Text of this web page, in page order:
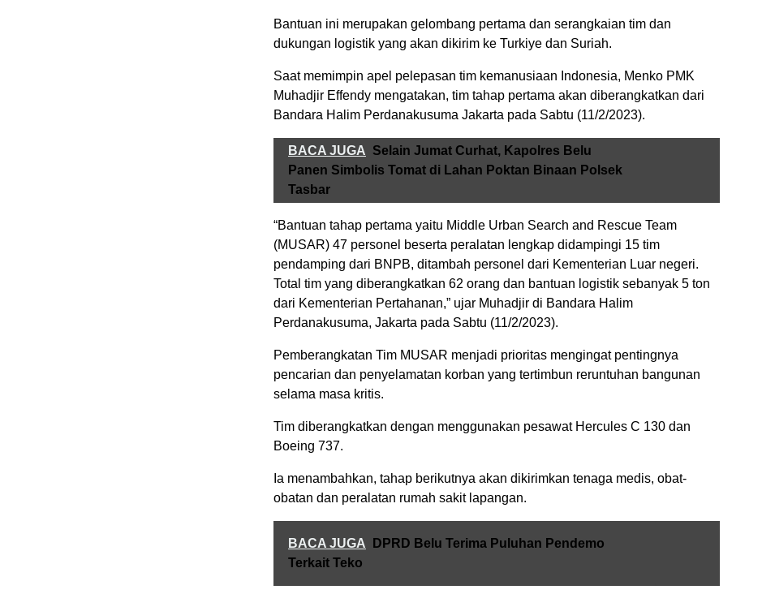
Bantuan ini merupakan gelombang pertama dan serangkaian tim dan
dukungan logistik yang akan dikirim ke Turkiye dan Suriah.
Saat memimpin apel pelepasan tim kemanusiaan Indonesia, Menko PMK
Muhadjir Effendy mengatakan, tim tahap pertama akan diberangkatkan dari
Bandara Halim Perdanakusuma Jakarta pada Sabtu (11/2/2023).
BACA JUGA Selain Jumat Curhat, Kapolres Belu
Panen Simbolis Tomat di Lahan Poktan Binaan Polsek
Tasbar
“Bantuan tahap pertama yaitu Middle Urban Search and Rescue Team
(MUSAR) 47 personel beserta peralatan lengkap didampingi 15 tim
pendamping dari BNPB, ditambah personel dari Kementerian Luar negeri.
Total tim yang diberangkatkan 62 orang dan bantuan logistik sebanyak 5 ton
dari Kementerian Pertahanan,” ujar Muhadjir di Bandara Halim
Perdanakusuma, Jakarta pada Sabtu (11/2/2023).
Pemberangkatan Tim MUSAR menjadi prioritas mengingat pentingnya
pencarian dan penyelamatan korban yang tertimbun reruntuhan bangunan
selama masa kritis.
Tim diberangkatkan dengan menggunakan pesawat Hercules C 130 dan
Boeing 737.
Ia menambahkan, tahap berikutnya akan dikirimkan tenaga medis, obat-
obatan dan peralatan rumah sakit lapangan.
BACA JUGA
DPRD Belu Terima Puluhan Pendemo
Terkait Teko